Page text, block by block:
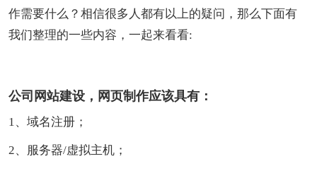
作需要什么？相信很多人都有以上的疑问，那么下面有
我们整理的一些内容，一起来看看:
公司网站建设，网页制作应该具有：
1、域名注册；
2、服务器/虚拟主机；